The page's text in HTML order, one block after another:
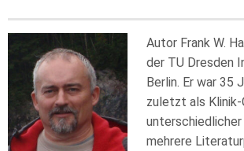
Autor Frank W.
der TU Dresden
Berlin. Er war 35
zuletzt als Klinik-
unterschiedlicher
mehrere